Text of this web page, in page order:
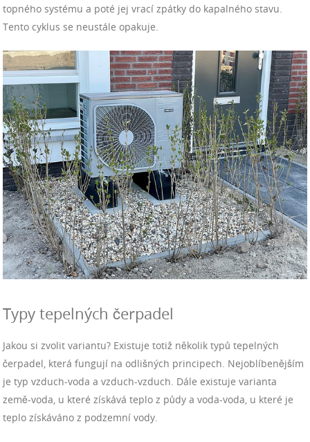
topného systému a poté jej vrací zpátky do kapalného stavu.
Tento cyklus se neustále opakuje.
Typy tepelných čerpadel
Jakou si zvolit variantu? Existuje totiž několik typů tepelných
čerpadel, která fungují na odlišných principech. Nejoblíbenějším
je typ vzduch-voda a vzduch-vzduch. Dále existuje varianta
země-voda, u které získává teplo z půdy a voda-voda, u které je
teplo získáváno z podzemní vody.